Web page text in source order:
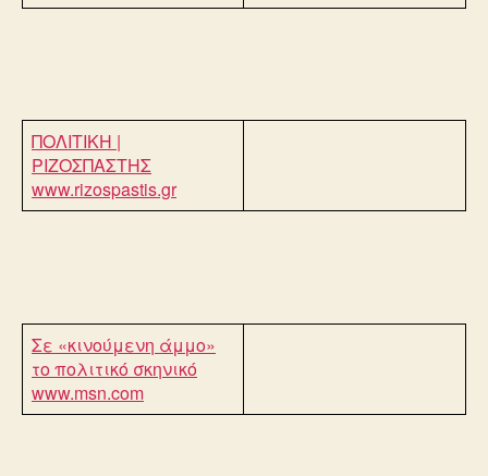
ΠΟΛΙΤΙΚΗ |
ΡΙΖΟΣΠΑΣΤΗΣ
www.rizospastis.gr
Σε «κινούμενη άμμο»
το πολιτικό σκηνικό
www.msn.com